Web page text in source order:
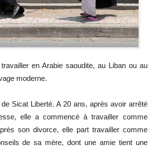
en Arabie saoudite, au Liban ou au
moderne.
Sicat Liberté. A 20 ans, après avoir arrêté
elle a commencé à travailler comme
son divorce, elle part travailler comme
de sa mère, dont une amie tient une